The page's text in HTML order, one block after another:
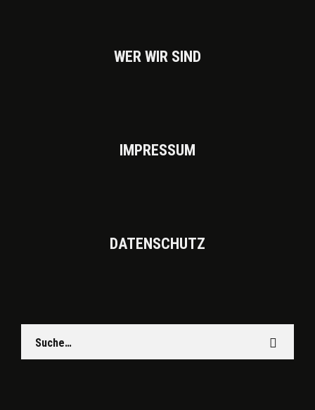
WER WIR SIND
IMPRES­SUM
DATEN­SCHUTZ